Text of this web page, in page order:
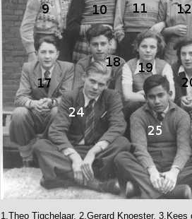
1.Theo Tigchelaar, 2.Gerard Knoester,